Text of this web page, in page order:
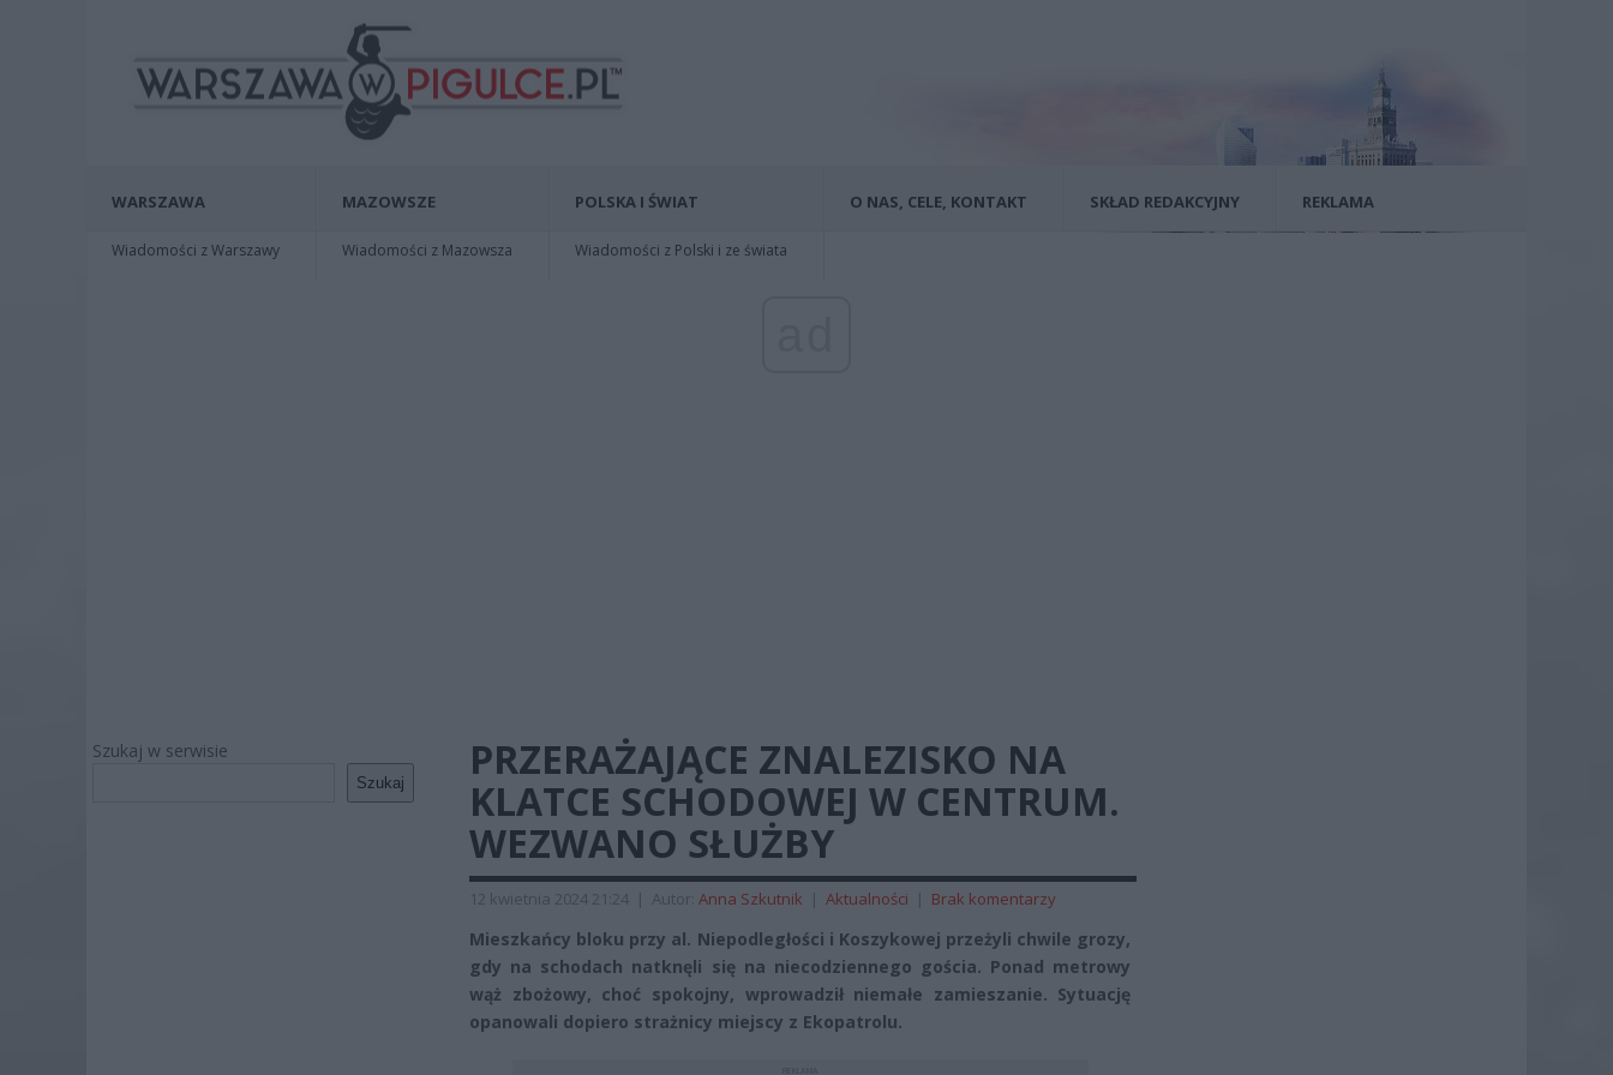
WARSZAWA
Wiadomości z Warszawy
MAZOWSZE
Wiadomości z Mazowsza
POLSKA I ŚWIAT
Wiadomości z Polski i ze świata
O NAS, CELE, KONTAKT SKŁAD REDAKCYJNY REKLAMA
Szukaj w serwisie
Szukaj
PRZERAŻAJĄCE ZNALEZISKO NA
KLATCE SCHODOWEJ W CENTRUM.
WEZWANO SŁUŻBY
12 kwietnia 2024 21:24 | Autor: Anna Szkutnik | Aktualności | Brak komentarzy
Mieszkańcy bloku przy al. Niepodległości i Koszykowej przeżyli chwile grozy,
gdy na schodach natknęli się na niecodziennego gościa. Ponad metrowy
wąż zbożowy, choć spokojny, wprowadził niemałe zamieszanie. Sytuację
opanowali dopiero strażnicy miejscy z Ekopatrolu.